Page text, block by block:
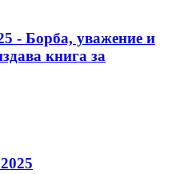
- Борба, уважение и
книга за